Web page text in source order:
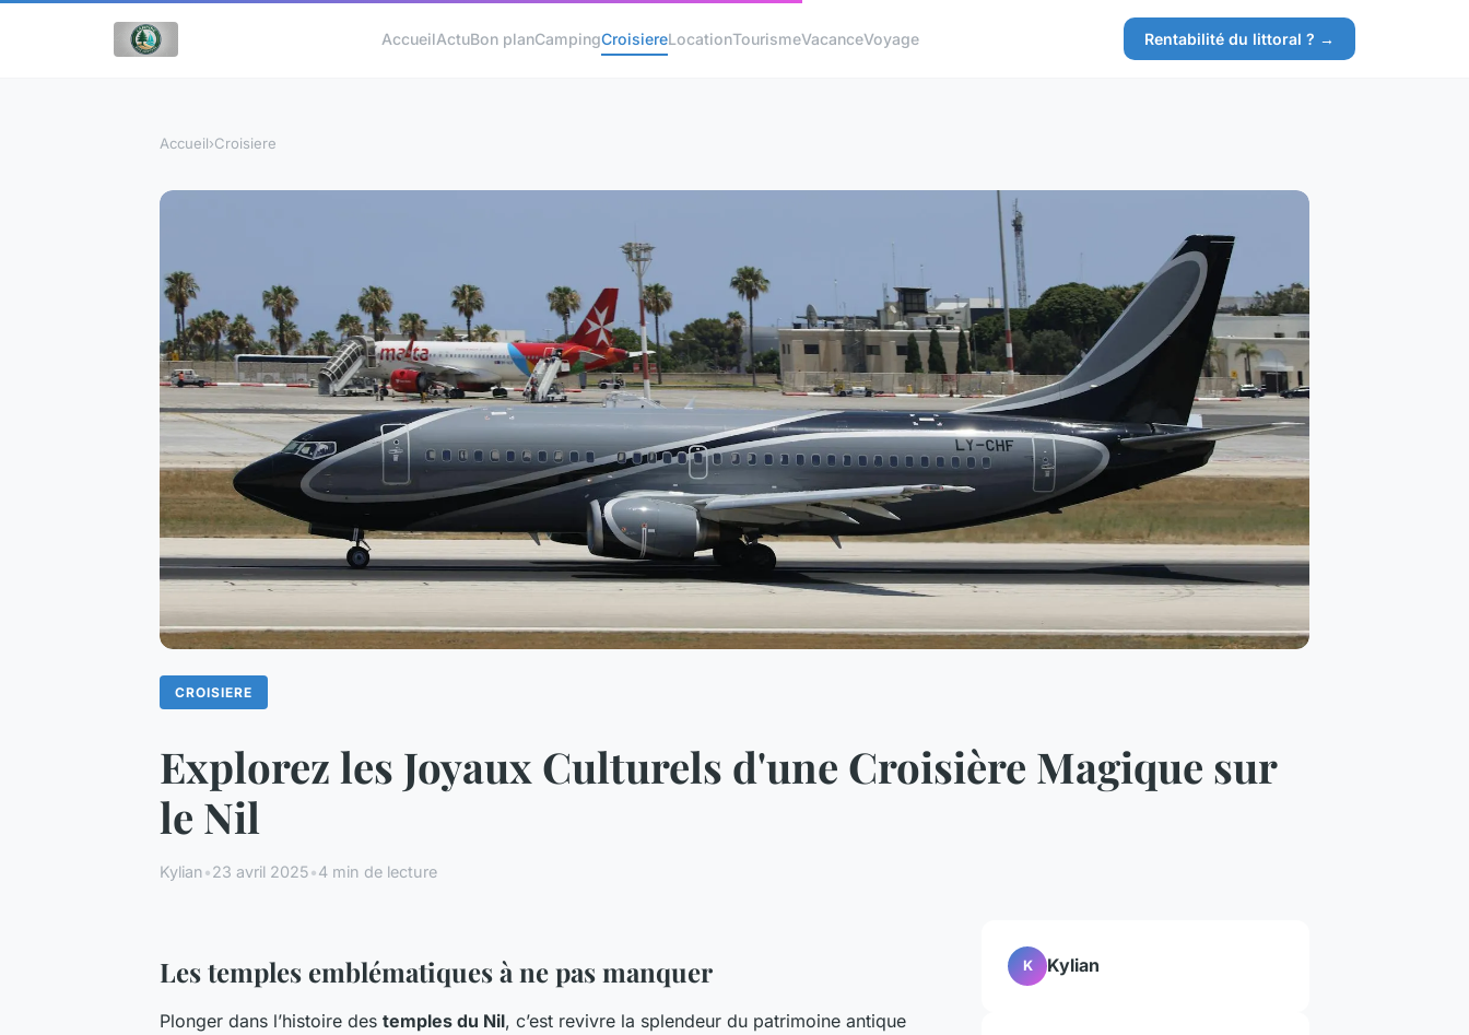
AccueilActuBon planCampingCroisiereLocationTourismeVacanceVoyage Rentabilité du littoral ? →
Accueil›Croisiere
CROISIERE
Explorez les Joyaux Culturels d'une Croisière Magique sur
le Nil
Kylian•23 avril 2025•4 min de lecture
Les temples emblématiques à ne pas manquer
Plonger dans l’histoire des temples du Nil, c’est revivre la splendeur du patrimoine antique
K Kylian